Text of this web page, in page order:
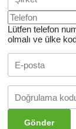
Lütfen telefon
olmalı ve ülke